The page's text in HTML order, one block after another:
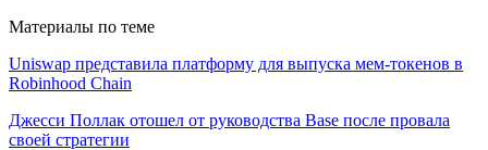
Материалы по теме
Uniswap представила платформу для выпуска мем-токенов в
Robinhood Chain
Джесси Поллак отошел от руководства Base после провала
своей стратегии